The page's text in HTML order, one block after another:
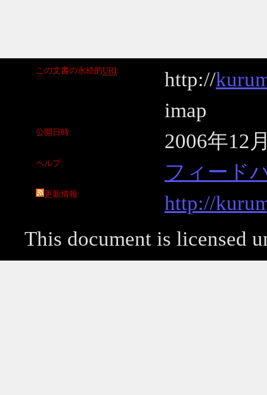
この文書の永続的URI http://
imap
公開日時 2006年12
ヘルプ フィード
更新情報
http://
This document is licensed